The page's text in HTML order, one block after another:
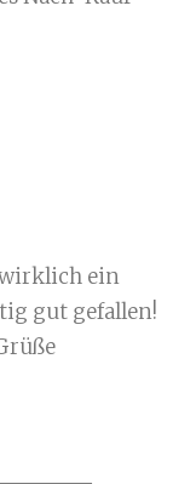
wirklich ein
gut gefallen!